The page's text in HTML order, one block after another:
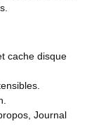
cache disque
Journal